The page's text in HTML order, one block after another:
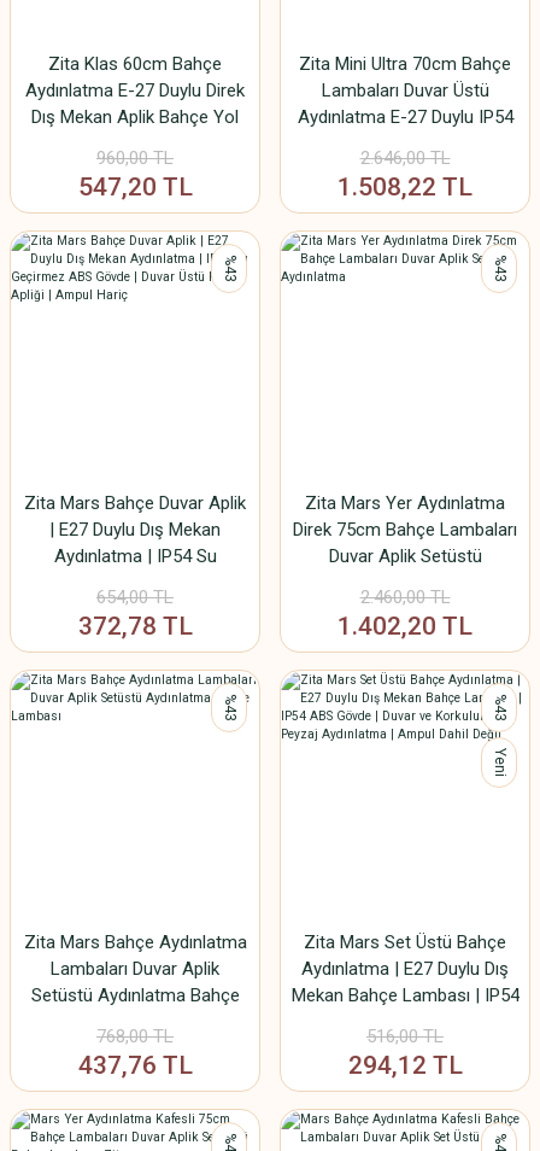
Zita Klas 60cm Bahçe
Aydınlatma E-27 Duylu Direk
Dış Mekan Aplik Bahçe Yol
960,00 TL
547,20 TL
Zita Mini Ultra 70cm Bahçe
Lambaları Duvar Üstü
Aydınlatma E-27 Duylu IP54
2.646,00 TL
1.508,22 TL
%43
Zita Mars Bahçe Duvar Aplik
| E27 Duylu Dış Mekan
Aydınlatma | IP54 Su
Üstü Peyzaj Apliği | Ampul
Hariç
654,00 TL
372,78 TL
%43
Zita Mars Yer Aydınlatma
Direk 75cm Bahçe Lambaları
Duvar Aplik Setüstü
2.460,00 TL
1.402,20 TL
%43
Zita Mars Bahçe Aydınlatma
Lambaları Duvar Aplik
Setüstü Aydınlatma Bahçe
768,00 TL
437,76 TL
%43
Yeni
Zita Mars Set Üstü Bahçe
Aydınlatma | E27 Duylu Dış
Mekan Bahçe Lambası | IP54
Korkuluk Üstü Peyzaj
Aydınlatma | Ampul Dahil
516,00 TL
294,12 TL